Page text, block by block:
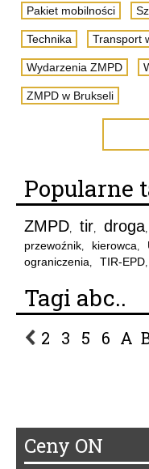
Pakiet mobilności
Technika Transport
Wydarzenia ZMPD
ZMPD w Brukseli
Popularne
ZMPD, tir, droga,
przewoźnik, kierowca,
ograniczenia, TIR-EPD,
Tagi abc..
2 3 5 6 A
Ceny ON